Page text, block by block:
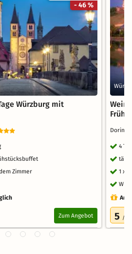
- 46 %
Würzburg mit
Zimmer
Zum Angebot
Wein
Dorint
4
1 x
5 /5.0